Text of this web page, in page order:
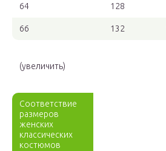
64 128
66 132
(увеличить)
Соответствие
размеров
женских
классических
костюмов